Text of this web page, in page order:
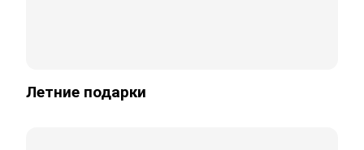
Летние подарки